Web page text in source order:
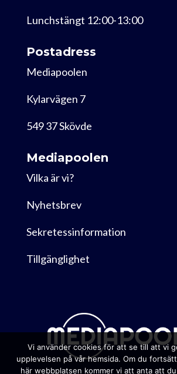
Lunchstängt 12:00-13:00
Postadress
Mediapoolen
Kylarvägen 7
549 37 Skövde
Mediapoolen
Vilka är vi?
Nyhetsbrev
Sekretessinformation
Tillgänglighet
Vi använder cookies för att se till att vi
upplevelsen på vår hemsida. Om du
här webbplatsen kommer vi att anta att